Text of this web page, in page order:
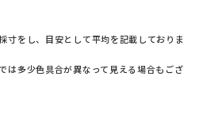
をし、目安として平均を記載しておりま
は多少色具合が異なって見える場合もござ